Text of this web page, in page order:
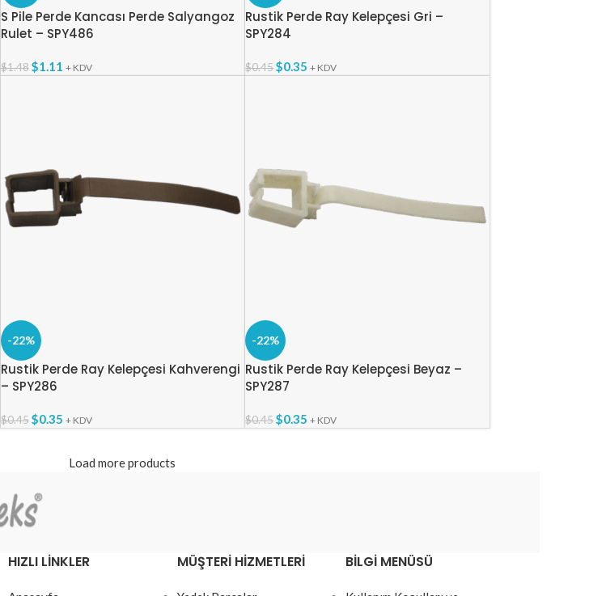
S Pile Perde Kancası Perde Salyangoz
Rulet – SPY486
$1.48 $1.11 + KDV
Rustik Perde Ray Kelepçesi Gri –
SPY284
$0.45 $0.35 + KDV
-22%
Rustik Perde Ray Kelepçesi Kahverengi
– SPY286
$0.45 $0.35 + KDV
-22%
Rustik Perde Ray Kelepçesi Beyaz –
SPY287
$0.45 $0.35 + KDV
Load more products
HIZLI LINKLER MÜŞTERI HIZMETLERI BILGI MENÜSÜ